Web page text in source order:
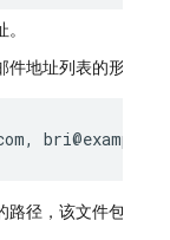
件地址列表的形式指
径，该文件包含以